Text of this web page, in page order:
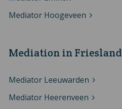
Mediation in Friesland
Mediator Leeuwarden
Mediator Heerenveen
Mediator Hoogeveen